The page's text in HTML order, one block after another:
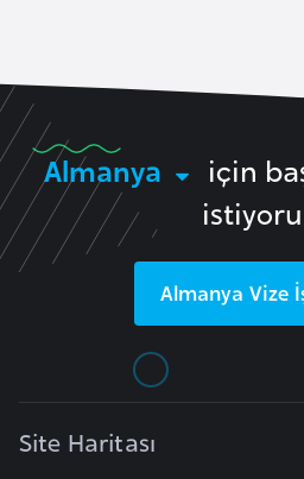
Almanya
için
Almanya Vize
Site Haritası
y
a
G
i